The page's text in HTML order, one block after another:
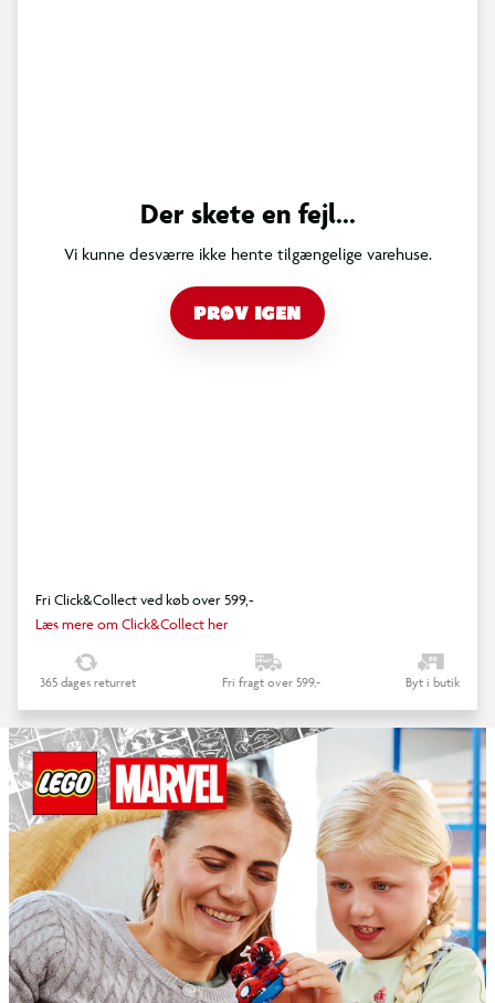
Der skete en fejl...
Vi kunne desværre ikke hente tilgængelige varehuse.
PRØV IGEN
Fri Click&Collect ved køb over 599,-
Læs mere om Click&Collect her
365 dages returret Fri fragt over 599,- Byt i butik